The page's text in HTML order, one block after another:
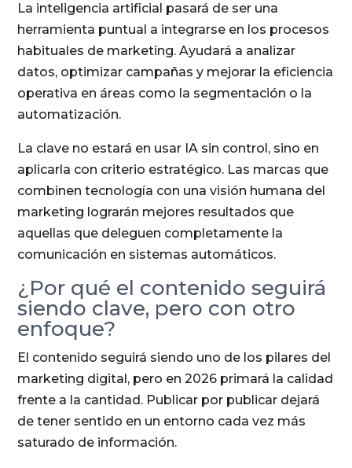
La inteligencia artificial pasará de ser una
herramienta puntual a integrarse en los procesos
habituales de marketing. Ayudará a analizar
datos, optimizar campañas y mejorar la eficiencia
operativa en áreas como la segmentación o la
automatización.
La clave no estará en usar IA sin control, sino en
aplicarla con criterio estratégico. Las marcas que
combinen tecnología con una visión humana del
marketing lograrán mejores resultados que
aquellas que deleguen completamente la
comunicación en sistemas automáticos.
¿Por qué el contenido seguirá
siendo clave, pero con otro
enfoque?
El contenido seguirá siendo uno de los pilares del
marketing digital, pero en 2026 primará la calidad
frente a la cantidad. Publicar por publicar dejará
de tener sentido en un entorno cada vez más
saturado de información.